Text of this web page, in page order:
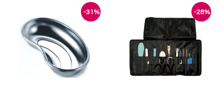
-31% -28%